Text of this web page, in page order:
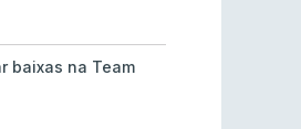
baixas na Team